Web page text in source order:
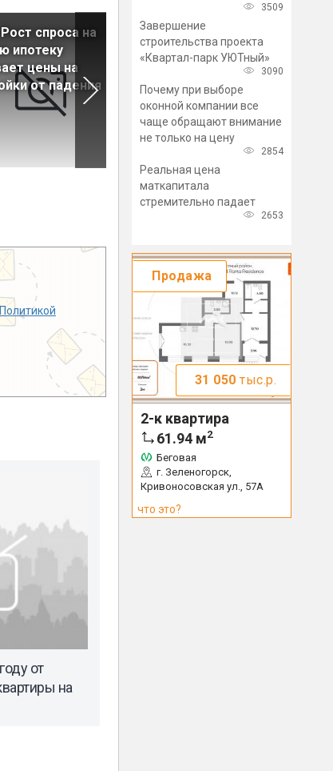
спроса на
ипотеку
цены на
от падения
Назван средний размер
скидки на вторичном рынке
жилья
Политикой
от
на
3509
Завершение
строительства проекта
«Квартал-парк УЮТный»
3090
Почему при выборе
оконной компании все
чаще обращают внимание
не только на цену
2854
Реальная цена
маткапитала
стремительно падает
2653
Продажа
31 050 тыс.р.
2-к квартира
61.94 м2
Беговая
г. Зеленогорск,
Кривоносовская ул., 57А
что это?